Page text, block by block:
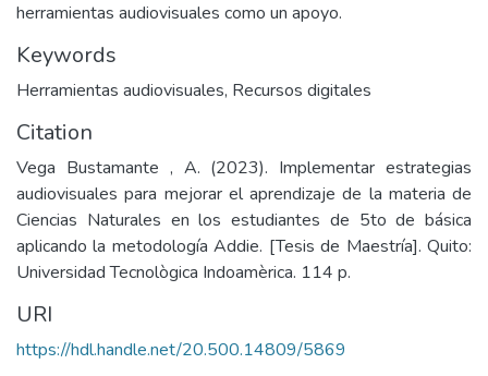
herramientas audiovisuales como un apoyo.
Keywords
Herramientas audiovisuales, Recursos digitales
Citation
Vega Bustamante , A. (2023). Implementar estrategias
audiovisuales para mejorar el aprendizaje de la materia de
Ciencias Naturales en los estudiantes de 5to de básica
aplicando la metodología Addie. [Tesis de Maestría]. Quito:
Universidad Tecnològica Indoamèrica. 114 p.
URI
https://hdl.handle.net/20.500.14809/5869